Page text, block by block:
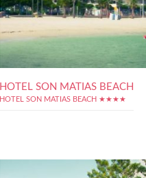
HOTEL SON MATIAS BEACH
HOTEL SON MATIAS BEACH ★★★★